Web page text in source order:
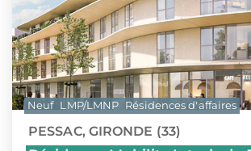
PESSAC, GIRONDE (33)
Neuf LMP/LMNP Résidences d'affaires